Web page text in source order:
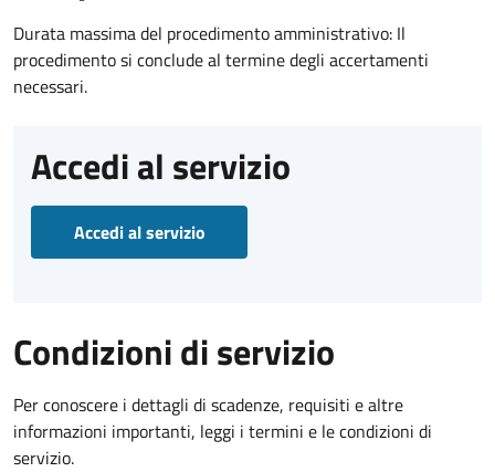
Durata massima del procedimento amministrativo: Il
procedimento si conclude al termine degli accertamenti
necessari.
Accedi al servizio
Accedi al servizio
Condizioni di servizio
Per conoscere i dettagli di scadenze, requisiti e altre
informazioni importanti, leggi i termini e le condizioni di
servizio.